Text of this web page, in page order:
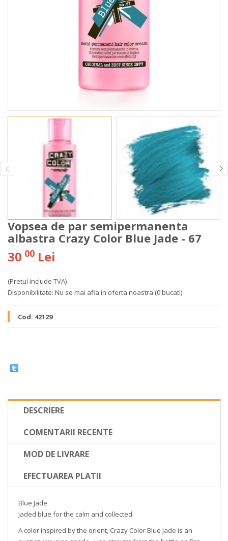
Vopsea de par semipermanenta
albastra Crazy Color Blue Jade - 67
30 00 Lei
(Pretul include TVA)
Disponibilitate: Nu se mai afla in oferta noastra (0 bucati)
Cod: 42129
DESCRIERE
COMENTARII RECENTE
MOD DE LIVRARE
EFECTUAREA PLATII
Blue Jade
Jaded blue for the calm and collected.
A color inspired by the orient, Crazy Color Blue Jade is an